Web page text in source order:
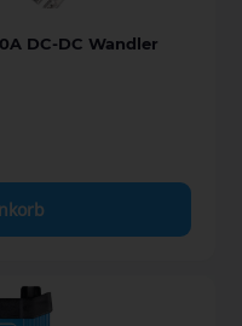
DC-DC Wandler